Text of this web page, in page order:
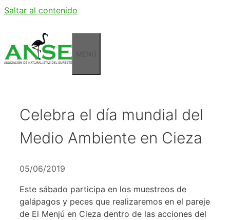
Saltar al contenido
Celebra el día mundial del
Medio Ambiente en Cieza
05/06/2019
Este sábado participa en los muestreos de
galápagos y peces que realizaremos en el pareje
de El Menjú en Cieza dentro de las acciones del